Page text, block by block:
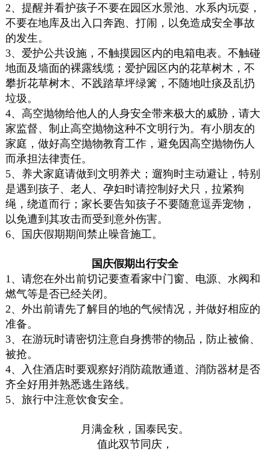
2、提醒并看护孩子不要在园区水景池、水系内玩耍，
不要在地库及出入口奔跑、打闹，以免造成安全事故
的发生。
3、爱护公共设施，不触摸园区内的电箱电表。不触碰
地面及墙面的裸露线缆；爱护园区内的花草树木，不
攀折花草树木、不践踏草坪绿篱，不随地吐痰及乱扔
垃圾。
4、高空抛物给他人的人身安全带来极大的威胁，请大
家监督、制止高空抛物这种不文明行为。有小朋友的
家庭，做好高空抛物教育工作，避免因高空抛物伤人
而承担法律责任。
5、养犬家庭请做到文明养犬；遛狗时主动避让，特别
是遇到孩子、老人、孕妇时请控制好犬只，拉紧狗
绳，绕道而行；家长要告知孩子不要随意逗弄宠物，
以免遭到其攻击而受到意外伤害。
6、国庆假期期间禁止噪音施工。
国庆假期出行安全
1、请您在外出前切记要查看家中门窗、电源、水阀和
燃气等是否已经关闭。
2、外出前请先了解目的地的气候情况，并做好相应的
准备。
3、在游玩时请密切注意自身携带的物品，防止被偷、
被抢。
4、入住酒店时要观察好消防疏散通道、消防器材是否
齐全好用并熟悉逃生路线。
5、旅行中注意饮食安全。
月满金秋，国泰民安。
值此双节同庆，